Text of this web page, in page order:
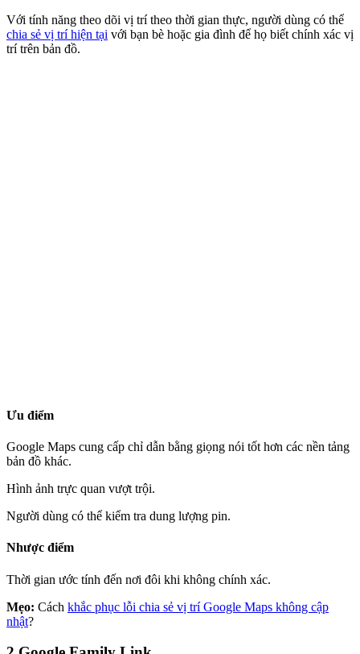
Với tính năng theo dõi vị trí theo thời gian thực, người dùng có thể
chia sẻ vị trí hiện tại với bạn bè hoặc gia đình để họ biết chính xác vị
trí trên bản đồ.
Ưu điểm
Google Maps cung cấp chỉ dẫn bằng giọng nói tốt hơn các nền tảng
bản đồ khác.
Hình ảnh trực quan vượt trội.
Người dùng có thể kiểm tra dung lượng pin.
Nhược điểm
Thời gian ước tính đến nơi đôi khi không chính xác.
Mẹo: Cách khắc phục lỗi chia sẻ vị trí Google Maps không cập
nhật?